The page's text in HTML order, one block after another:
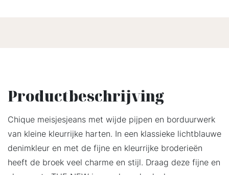
Productbeschrijving
Chique meisjesjeans met wijde pijpen en borduurwerk
van kleine kleurrijke harten. In een klassieke lichtblauwe
denimkleur en met de fijne en kleurrijke broderieën
heeft de broek veel charme en stijl. Draag deze fijne en